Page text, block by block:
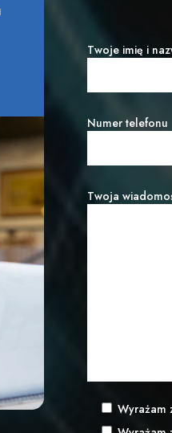
Twoje imię i
Numer telefonu
Twoja
Wyrażam